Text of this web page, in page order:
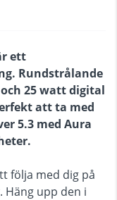
ett
Rundstrålande
25 watt digital
att ta med
5.3 med Aura
följa med dig på
upp den i